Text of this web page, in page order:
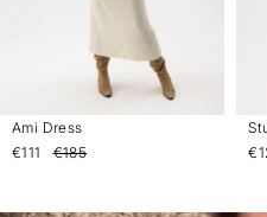
Ami Dress
€111
€185